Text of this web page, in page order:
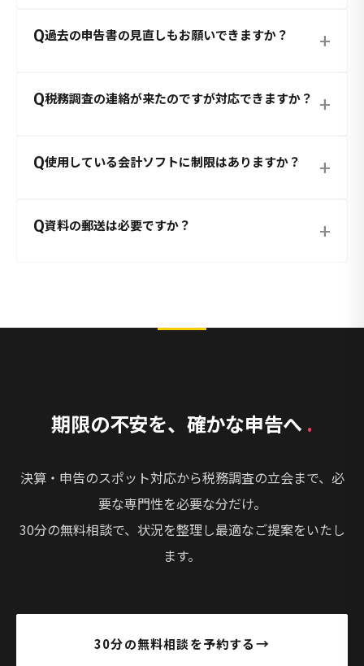
Q過去の申告書の見直しもお願いできますか？ +
Q税務調査の連絡が来たのですが対応できますか？ +
Q使用している会計ソフトに制限はありますか？ +
Q資料の郵送は必要ですか？ +
期限の不安を、確かな申告へ .
決算・申告のスポット対応から税務調査の立会まで、必
要な専門性を必要な分だけ。
30分の無料相談で、状況を整理し最適なご提案をいたし
ます。
30分の無料相談を予約する